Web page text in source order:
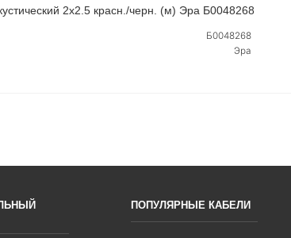
2х2.5 красн./черн. (м) Эра Б0048268
Б0048268
Эра
ПОПУЛЯРНЫЕ КАБЕЛИ